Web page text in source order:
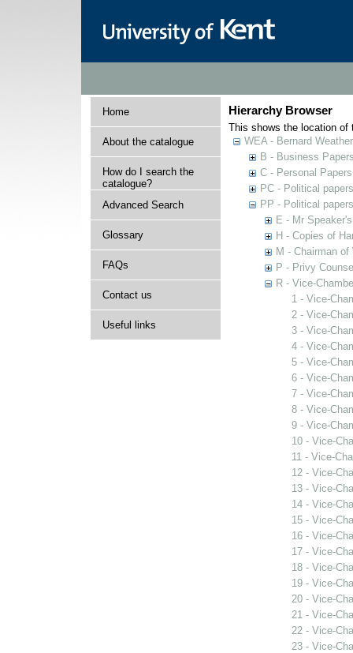
Home
About the catalogue
How do I search the
catalogue?
Advanced Search
Glossary
FAQs
Contact us
Useful links
Hierarchy Browser
This shows the location of
WEA - Bernard
B - Business
C - Personal Papers
PC - Political
PP - Political
E - Mr
H - Copies of
M - Chairman
P - Privy
R - Vice-
1 - Vice-
2 - Vice-
3 - Vice-
4 - Vice-
5 - Vice-
6 - Vice-
7 - Vice-
8 - Vice-
9 - Vice-
10 - Vice-
11 - Vice-
12 - Vice-
13 - Vice-
14 - Vice-
15 - Vice-
16 - Vice-
17 - Vice-
18 - Vice-
19 - Vice-
20 - Vice-
21 - Vice-
22 - Vice-
23 - Vice-